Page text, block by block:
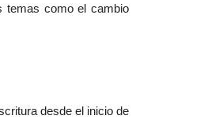
temas como el cambio
desde el inicio de